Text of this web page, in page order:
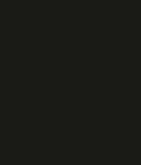
mas sei que Deus está
pés no chão, que ainda tem